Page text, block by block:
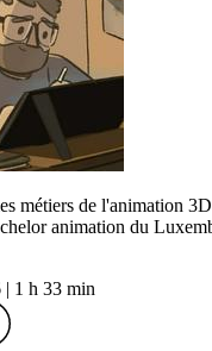
métiers de l'animation
animation du
1 h 33 min